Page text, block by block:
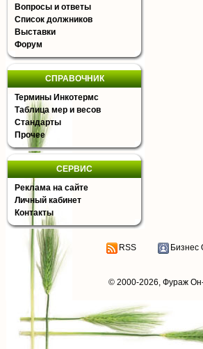
Вопросы и ответы
Список должников
Выставки
Форум
СПРАВОЧНИК
Термины Инкотермс
Таблица мер и весов
Стандарты
Прочее
СЕРВИС
Реклама на сайте
Личный кабинет
Контакты
RSS Бизнес
© 2000-2026, Фураж